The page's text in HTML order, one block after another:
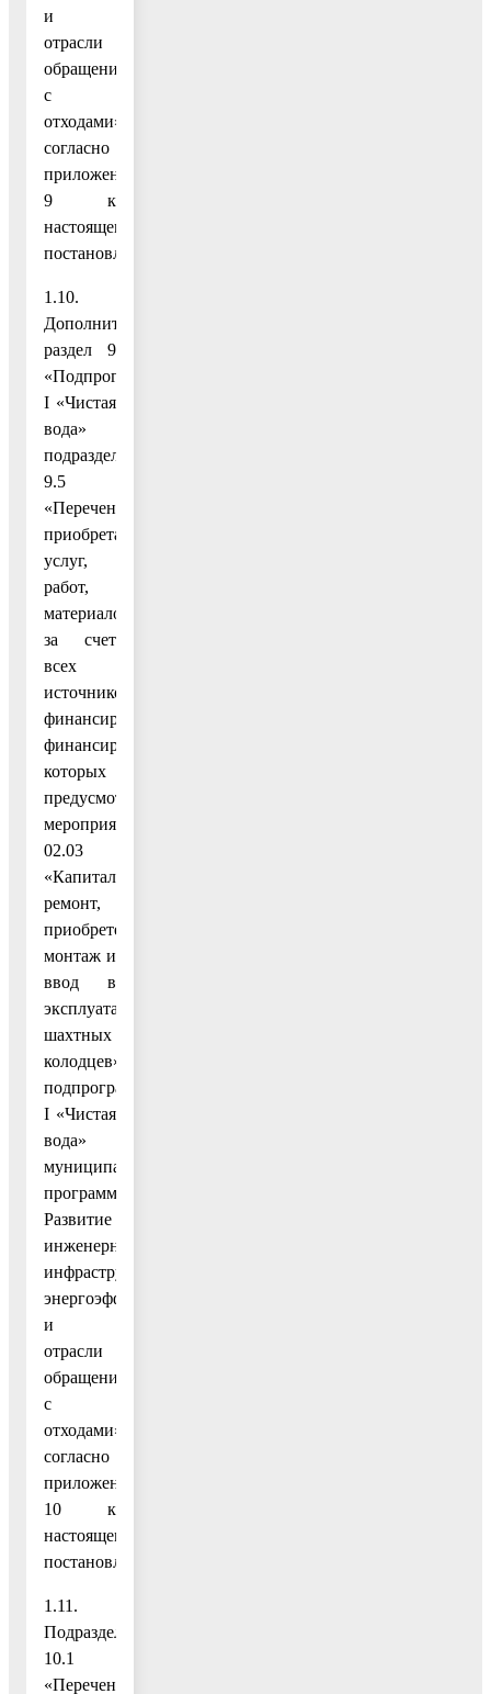
и
отрасли
обращения
с
отходами»
согласно
приложению
9 к
настоящему
постановлению;
1.10.
Дополнить
раздел 9
«Подпрограмма
I «Чистая
вода»
подразделом
9.5
«Перечень
приобретаемых
услуг,
работ,
материалов
за счет
всех
источников
финансирования,
финансирование
которых
предусмотрено
мероприятием
02.03
«Капитальный
ремонт,
приобретение,
монтаж и
ввод в
эксплуатацию
шахтных
колодцев»
подпрограммы
I «Чистая
вода»
муниципальной
программы
Развитие
инженерной
инфраструктуры,
энергоэффективности
и
отрасли
обращения
с
отходами»
согласно
приложению
10 к
настоящему
постановлению;
1.11.
Подраздел
10.1
«Перечень